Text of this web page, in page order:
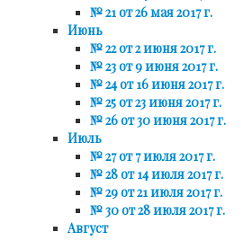
№ 21 от 26 мая 2017 г.
Июнь
№ 22 от 2 июня 2017 г.
№ 23 от 9 июня 2017 г.
№ 24 от 16 июня 2017 г.
№ 25 от 23 июня 2017 г.
№ 26 от 30 июня 2017 г.
Июль
№ 27 от 7 июля 2017 г.
№ 28 от 14 июля 2017 г.
№ 29 от 21 июля 2017 г.
№ 30 от 28 июля 2017 г.
Август